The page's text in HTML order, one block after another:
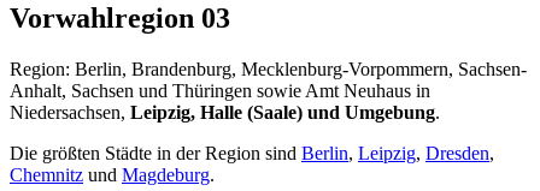
Vorwahlregion 03
Region: Berlin, Brandenburg, Mecklenburg-Vorpommern, Sachsen-
Anhalt, Sachsen und Thüringen sowie Amt Neuhaus in
Niedersachsen, Leipzig, Halle (Saale) und Umgebung.
Die größten Städte in der Region sind Berlin, Leipzig, Dresden,
Chemnitz und Magdeburg.